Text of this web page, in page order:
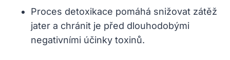
Proces detoxikace pomáhá snižovat zátěž
jater a chránit je před dlouhodobými
negativními účinky toxinů.